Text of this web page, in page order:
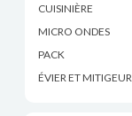
CUISINIÈRE
MICRO ONDES
PACK
ÉVIER ET MITIGEUR